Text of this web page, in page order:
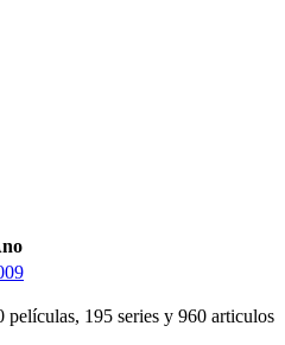
195 series y 960 articulos